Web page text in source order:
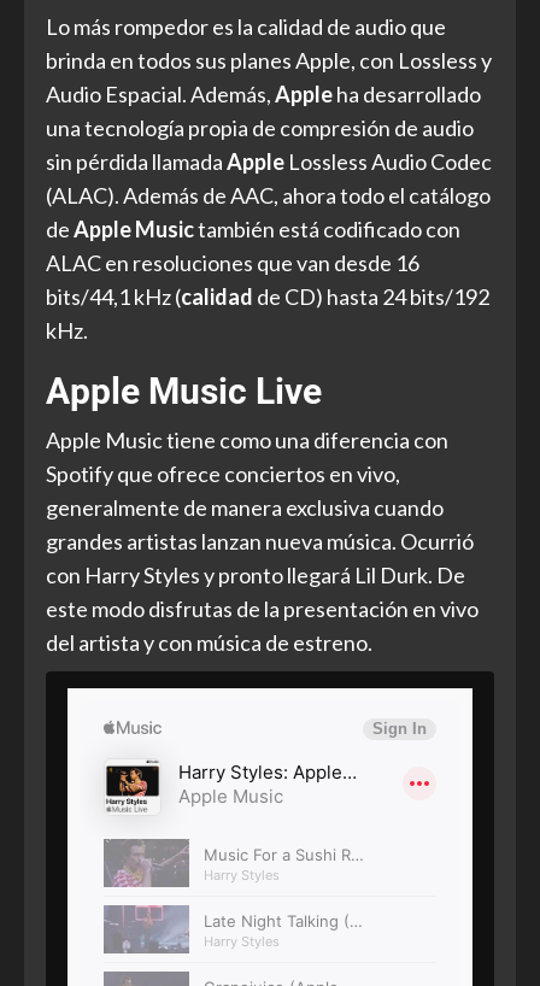
Lo más rompedor es la calidad de audio que
brinda en todos sus planes Apple, con Lossless y
Audio Espacial. Además,Appleha desarrollado
una tecnología propia de compresión de audio
sin pérdida llamadaApple Lossless Audio Codec
(ALAC). Además de AAC, ahora todo el catálogo
deApple Musictambién está codificado con
ALAC en resoluciones que van desde 16
bits/44,1 kHz (calidad de CD) hasta 24 bits/192
kHz.
Apple Music Live
Apple Music tiene como una diferencia con
Spotify que ofrece conciertos en vivo,
generalmente de manera exclusiva cuando
grandes artistas lanzan nueva música. Ocurrió
con Harry Styles y pronto llegará Lil Durk. De
este modo disfrutas de la presentación en vivo
del artista y con música de estreno.